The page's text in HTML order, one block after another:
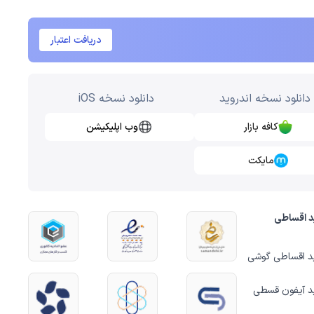
دریافت اعتبار
دانلود نسخه اندروید دانلود نسخه iOS
کافه بازار
مایکت
وب اپلیکیشن
اقساطی
اقساطی گوشی
آیفون قسطی